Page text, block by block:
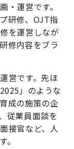
・運営です。
研修、OJT指
を運営しなが
修内容をブラ
営です。先ほ
」のような
成の施策の企
従業員面談を
接官など、人